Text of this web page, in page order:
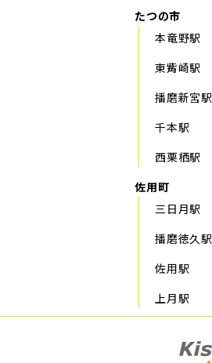
たつの市
本竜野駅
東觜崎駅
播磨新宮駅
千本駅
西栗栖駅
佐用町
三日月駅
播磨徳久駅
佐用駅
上月駅